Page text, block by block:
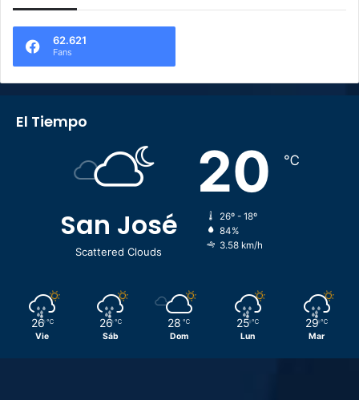
62.621
Fans
El Tiempo
San José
Scattered Clouds
20 ℃
26º - 18º
84%
3.58 km/h
26 ℃
Vie
26 ℃
Sáb
28 ℃
Dom
25 ℃
Lun
29 ℃
Mar